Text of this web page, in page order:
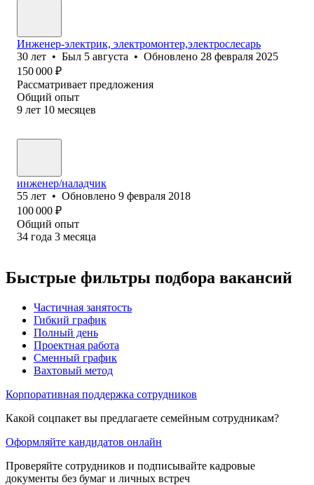
Инженер-электрик, электромонтер,электрослесарь
30 лет • Был 5 августа • Обновлено 28 февраля 2025
150 000 ₽
Рассматривает предложения
Общий опыт
9 лет 10 месяцев
инженер/наладчик
55 лет • Обновлено 9 февраля 2018
100 000 ₽
Общий опыт
34 года 3 месяца
Быстрые фильтры подбора вакансий
Частичная занятость
Гибкий график
Полный день
Проектная работа
Сменный график
Вахтовый метод
Корпоративная поддержка сотрудников
Какой соцпакет вы предлагаете семейным сотрудникам?
Оформляйте кандидатов онлайн
Проверяйте сотрудников и подписывайте кадровые
документы без бумаг и личных встреч